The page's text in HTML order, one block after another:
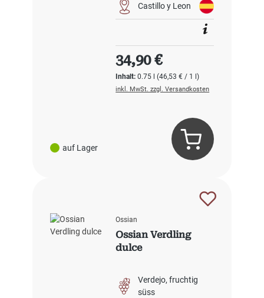
auf Lager
Castillo y Leon
Inhalt:0.75 l(46,53 € / 1 l)
Regulärer Preis:
34,90 €
inkl. MwSt. zzgl. Versandkosten
Ossian
Ossian Verdling
dulce
Verdejo fruchtig
süss